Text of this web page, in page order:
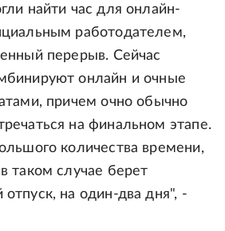
найти час для онлайн-
работодателем,
перерыв. Сейчас
онлайн и очные
причем очно обычно
на финальном этапе.
количества времени,
таком случае берет
на один-два дня", -